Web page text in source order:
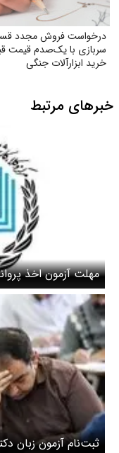
درخواست فروش مجدد
سربازی با یک‌صدم قیمت
خرید ابزارآلات جنگی
خبرهای مرتبط
مهلت آزمون اخذ
شد
ثبت‌نام آزمون زبان